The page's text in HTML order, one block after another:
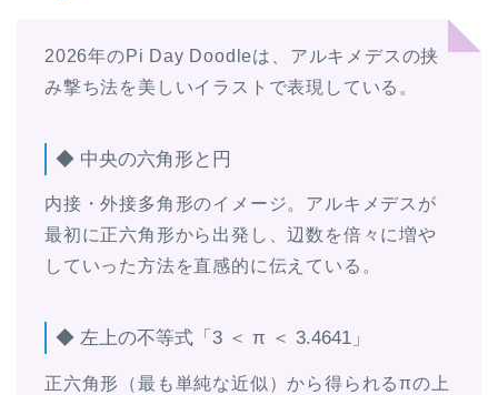
2026年のPi Day Doodleは、アルキメデスの挟
み撃ち法を美しいイラストで表現している。
◆ 中央の六角形と円
内接・外接多角形のイメージ。アルキメデスが
最初に正六角形から出発し、辺数を倍々に増や
していった方法を直感的に伝えている。
◆ 左上の不等式「3 ＜ π ＜ 3.4641」
正六角形（最も単純な近似）から得られるπの上